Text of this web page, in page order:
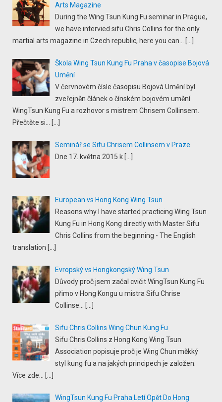
Arts Magazine
During the Wing Tsun Kung Fu seminar in Prague,
we have intervied sifu Chris Collins for the only
martial arts magazine in Czech republic, here you can...
Škola Wing Tsun Kung Fu Praha v časopise Bojová
Umění
V červnovém čísle časopisu Bojová Umění byl
zveřejněn článek o čínském bojovém umění
WingTsun Kung Fu a rozhovor s mistrem Chrisem Collinsem.
Přečtěte si...
Seminář se Sifu Chrisem Collinsem v Praze
Dne 17. května 2015 k
European vs Hong Kong Wing Tsun
Reasons why I have started practicing Wing Tsun
Kung Fu in Hong Kong directly with Master Sifu
Chris Collins from the beginning - The English
translation
Evropský vs Hongkongský Wing Tsun
Důvody proč jsem začal cvičit WingTsun Kung Fu
přimo v Hong Kongu u mistra Sifu Chrise
Collinse...
Sifu Chris Collins Wing Chun Kung Fu
Sifu Chris Collins z Hong Kong Wing Tsun
Association popisuje proč je Wing Chun měkký
styl kung fu a na jakých principech je založen.
Více zde...
WingTsun Kung Fu Praha Letí Opět Do Hong